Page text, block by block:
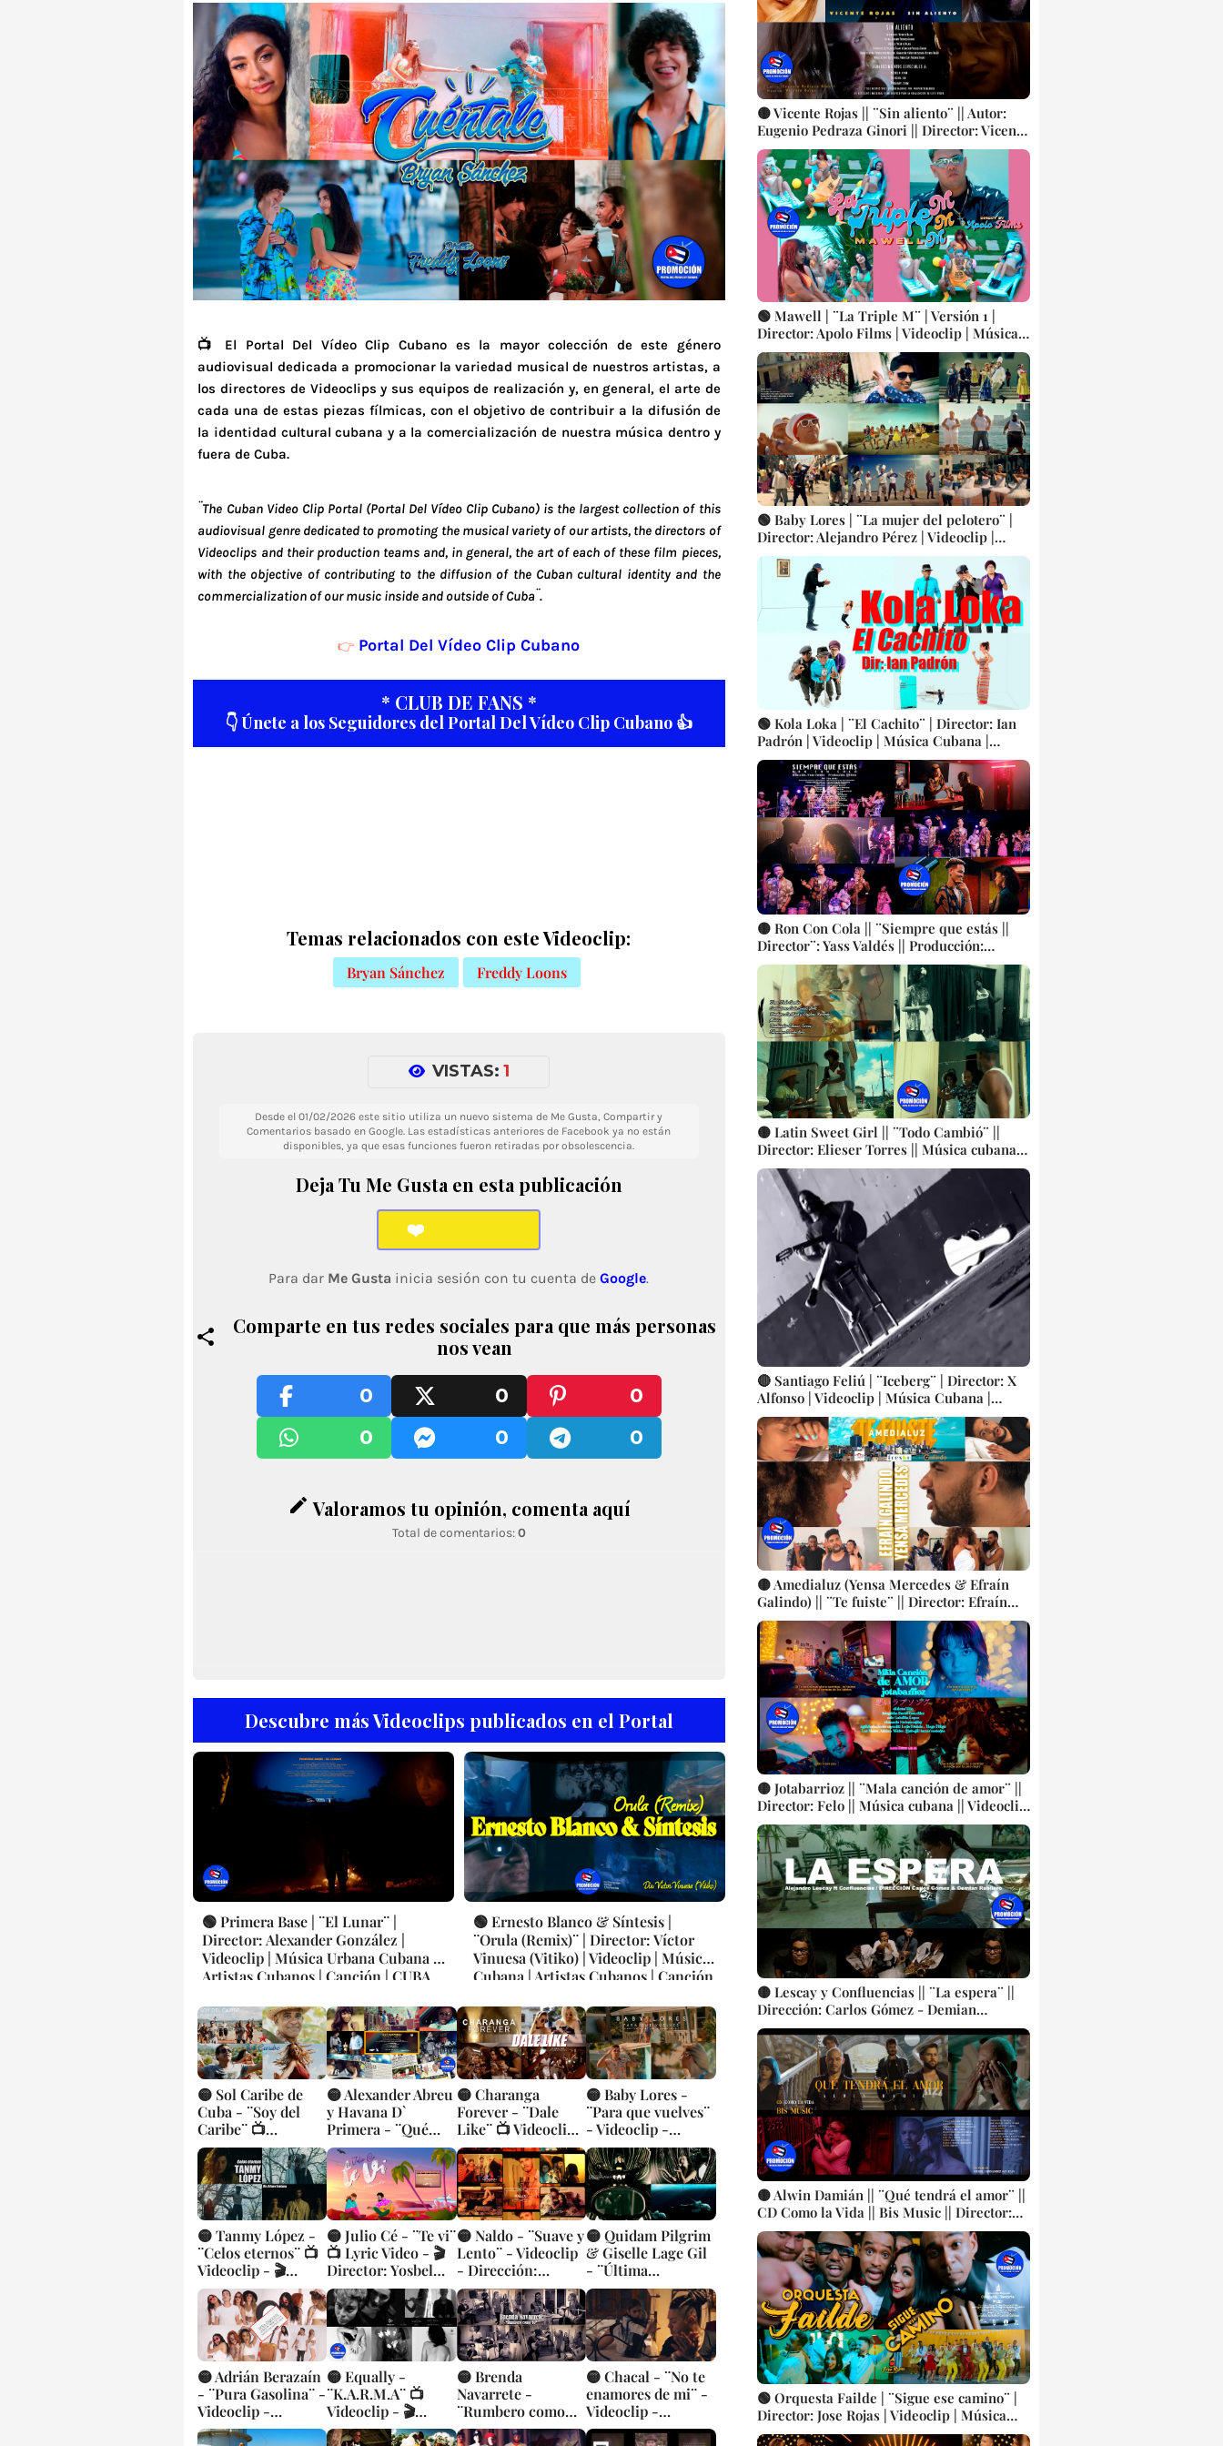
📺 El Portal Del Vídeo Clip Cubano es la mayor colección de este género
audiovisual dedicada a promocionar la variedad musical de nuestros artistas, a
los directores de Videoclips y sus equipos de realización y, en general, el arte de
cada una de estas piezas fílmicas, con el objetivo de contribuir a la difusión de
la identidad cultural cubana y a la comercialización de nuestra música dentro y
fuera de Cuba.
¨The Cuban Video Clip Portal (Portal Del Vídeo Clip Cubano) is the largest collection of this
audiovisual genre dedicated to promoting the musical variety of our artists, the directors of
Videoclips and their production teams and, in general, the art of each of these film pieces,
with the objective of contributing to the diffusion of the Cuban cultural identity and the
commercialization of our music inside and outside of Cuba¨.
👉 Portal Del Vídeo Clip Cubano
* CLUB DE FANS *
👇 Únete a los Seguidores del Portal Del Vídeo Clip Cubano 👍
Temas relacionados con este Videoclip:
Bryan Sánchez Freddy Loons
VISTAS: 1
Desde el 01/02/2026 este sitio utiliza un nuevo sistema de Me Gusta, Compartir y
Comentarios basado en Google. Las estadísticas anteriores de Facebook ya no están
disponibles, ya que esas funciones fueron retiradas por obsolescencia.
Deja Tu Me Gusta en esta publicación
❤️
Para dar Me Gusta inicia sesión con tu cuenta deGoogle.
Comparte en tus redes sociales para que más personas
nos vean
0
0
0
0
0 0
edit Valoramos tu opinión, comenta aquí
Total de comentarios:0
Descubre más Videoclips publicados en el Portal
🟢 Primera Base | ¨El Lunar¨ |
Director: Alexander González |
Videoclip | Música Urbana Cubana |
Artistas Cubanos | Canción | CUBA
🟢 Ernesto Blanco & Síntesis |
¨Orula (Remix)¨ | Director: Víctor
Vinuesa (Vitiko) | Videoclip | Música
Cubana | Artistas Cubanos | Canción
🟡 Sol Caribe de
Cuba - ¨Soy del
Caribe¨ 📺
Videoclip - 🎬
Dirección: Miguel
Raymond
🟡 Alexander Abreu
y Havana D`
Primera - ¨Qué
sorpresa¨ 📺
Videoclip - 🎬
Director: Omar
Leyva
🟡 Charanga
Forever - ¨Dale
Like¨ 📺 Videoclip -
🎬 Director: Pedro
Pulido
🟡 Baby Lores -
¨Para que vuelves¨
- Videoclip -
Dirección: Neiver
Álvarez
🟡 Tanmy López -
¨Celos eternos¨ 📺
Videoclip - 🎬
Director: Arturo
Santana
🟡 Julio Cé - ¨Te vi¨
📺 Lyric Video - 🎬
Director: Yosbel
Rubio
🟡 Naldo - ¨Suave y
Lento¨ - Videoclip
- Dirección:
Milton Sosa
🟡 Quidam Pilgrim
& Giselle Lage Gil
- ¨Última
tentación¨ -
Videoclip Animado
- Dirección: Alien
Ma
🟡 Adrián Berazaín
- ¨Pura Gasolina¨ -
Videoclip -
Director: Yadniel
🟡 Equally -
¨K.A.R.M.A¨ 📺
Videoclip - 🎬
Directora: Sirya
🟡 Brenda
Navarrete -
¨Rumbero como
Yo¨ 📺 Videoclip
🟡 Chacal - ¨No te
enamores de mi¨ -
Videoclip -
Dirección: Jose
🟡 Vicente Rojas || ¨Sin aliento¨ || Autor:
Eugenio Pedraza Ginori || Director: Vicente
Rojas || Música romántica cubana ||
Videoclip || CUBA
🟢 Mawell | ¨La Triple M¨ | Versión 1 |
Director: Apolo Films | Videoclip | Música
Cubana | Artistas | CUBA
🟢 Baby Lores | ¨La mujer del pelotero¨ |
Director: Alejandro Pérez | Videoclip |
Música Urbana Cubana | Artistas Cubanos
| Canción | CUBA
🟢 Kola Loka | ¨El Cachito¨ | Director: Ian
Padrón | Videoclip | Música Cubana |
Artistas Cubanos | Canción | CUBA
🟡 Ron Con Cola || ¨Siempre que estás ||
Director¨: Yass Valdés || Producción:
i4films || Música cubana || Videoclip ||
CUBA
🟡 Latin Sweet Girl || ¨Todo Cambió¨ ||
Director: Elieser Torres || Música cubana ||
Videoclip || CUBA
🔴 Santiago Feliú | ¨Iceberg¨ | Director: X
Alfonso | Videoclip | Música Cubana |
Artistas Cubanos | Canción | CUBA
🟡 Amedialuz (Yensa Mercedes & Efraín
Galindo) || ¨Te fuiste¨ || Director: Efraín
Galindo || Música urbana cubana ||
Videoclip || CUBA
🟡 Jotabarrioz || ¨Mala canción de amor¨ ||
Director: Felo || Música cubana || Videoclip
|| CUBA
🟡 Lescay y Confluencias || ¨La espera¨ ||
Dirección: Carlos Gómez - Demian
Rabilero || AHS || Música instrumental
cubana || Videoclip || CUBA
🟡 Alwin Damián || ¨Qué tendrá el amor¨ ||
CD Como la Vida || Bis Music || Director:
Michel Hernández San Juan || Música
cubana || Videoclip || CUBA
🟢 Orquesta Failde | ¨Sigue ese camino¨ |
Director: Jose Rojas | Videoclip | Música
Popular Bailable Cubana | Artistas